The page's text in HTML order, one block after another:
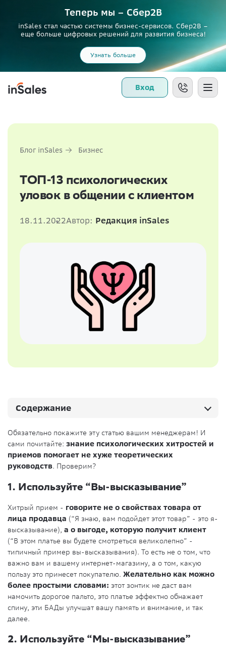
Теперь мы – Сбер2B
inSales стал частью системы бизнес-сервисов. Сбер2В –
еще больше цифровых решений для развития бизнеса!
Узнать больше
Вход
Блог inSales Бизнес
ТОП-13 психологических
уловок в общении с клиентом
18.11.2022Автор: Редакция inSales
Обязательно покажите эту статью вашим менеджерам! И
сами почитайте: знание психологических хитростей и
приемов помогает не хуже теоретических
руководств. Проверим?
1. Используйте “Вы-высказывание”
Хитрый прием - говорите не о свойствах товара от
лица продавца (“Я знаю, вам подойдет этот товар” - это я-
высказывание), а о выгоде, которую получит клиент
(“В этом платье вы будете смотреться великолепно” -
типичный пример вы-высказывания). То есть не о том, что
важно вам и вашему интернет-магазину, а о том, какую
пользу это принесет покупателю. Желательно как можно
более простыми словами: этот зонтик не даст вам
намочить дорогое пальто, это платье эффектно обнажает
спину, эти БАДы улучшат вашу память и внимание, и так
далее.
2. Используйте “Мы-высказывание”
Содержание